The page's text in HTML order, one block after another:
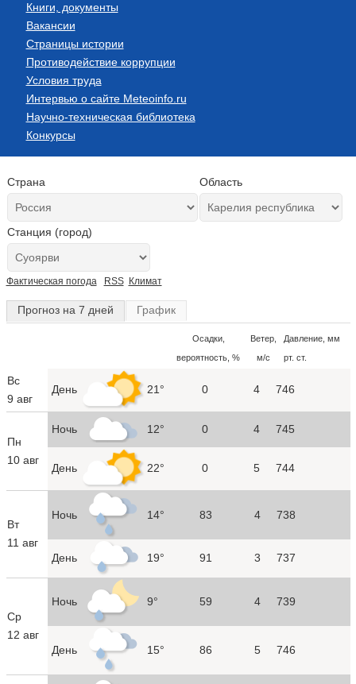
Книги, документы
Вакансии
Страницы истории
Противодействие коррупции
Условия труда
Интервью о сайте Meteoinfo.ru
Научно-техническая библиотека
Конкурсы
Страна Область
Станция (город)
Фактическая погода RSS Климат
Прогноз на 7 дней График
Осадки,
вероятность, %
Ветер,
м/с
Давление, мм
рт. ст.
Вс
9 авг
День 21° 0 4 746
Пн
10 авг
Ночь 12° 0 4 745
День 22° 0 5 744
Вт
11 авг
Ночь 14° 83 4 738
День 19° 91 3 737
Ср
12 авг
Ночь 9° 59 4 739
День 15° 86 5 746